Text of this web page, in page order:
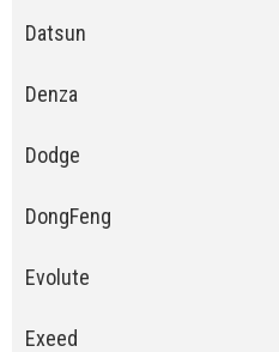
Datsun
Denza
Dodge
DongFeng
Evolute
Exeed